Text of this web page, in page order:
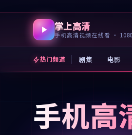
掌上高清
手机高清视频在线看 ·
热门频道 剧集 电影
手机高